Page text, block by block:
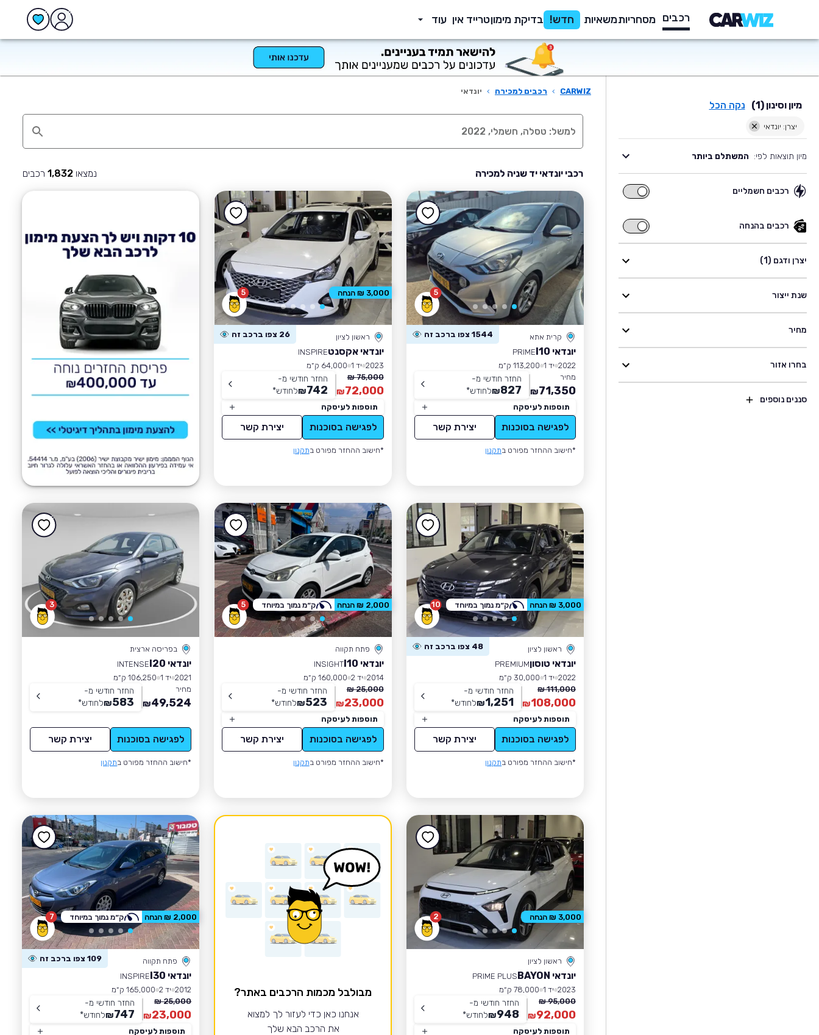
רכבים מסחריותמשאיות חדש! בדיקת מימוןטרייד אין עוד
מיון וסינון (1) נקה הכל
יצרן: יונדאי
מיון תוצאות לפי: המשתלם ביותר
רכבים חשמליים
רכבים
רכבים בהנחה
רכבים
בהנחה
יצרן ודגם (1)
שנת ייצור
מחיר
בחרו אזור
סננים נוספים
CARWIZ
› רכבים למכירה › יונדאי
רכבי יונדאי יד שניה למכירה נמצאו 1,832 רכבים
5
קרית אתא 1544 צפו ברכב זה
יונדאי I10
PRIME
2022 יד 1
113,200 ק״מ
מחיר
71,350
₪
החזר חודשי מ-
827
₪לחודש*
תוספות לעיסקה
לפגישה בסוכנות יצירת קשר
*חישוב ההחזר מפורט בתקנון
5
ראשון לציון 26 צפו ברכב זה
יונדאי אקסנטINSPIRE
2023 יד 1
64,000 ק״מ
75,000 ₪
72,000
₪
החזר חודשי מ-
742
₪לחודש*
תוספות לעיסקה
לפגישה בסוכנות יצירת קשר
*חישוב ההחזר מפורט בתקנון
3,000 ₪ הנחה
10
ראשון לציון 48 צפו ברכב זה
יונדאי טוסוןPREMIUM
2022 יד 1
30,000 ק״מ
111,000 ₪
108,000
₪
החזר חודשי מ-
1,251
₪לחודש*
תוספות לעיסקה
לפגישה בסוכנות יצירת קשר
*חישוב ההחזר מפורט בתקנון
3,000 ₪ הנחה ק״מ נמוך במיוחד 5
פתח תקווה
יונדאי I10
INSIGHT
2014 יד 2
160,000 ק״מ
25,000 ₪
23,000
₪
החזר חודשי מ-
523
₪לחודש*
תוספות לעיסקה
לפגישה בסוכנות יצירת קשר
*חישוב ההחזר מפורט בתקנון
2,000 ₪ הנחה ק״מ נמוך במיוחד 3
בפריסה ארצית
יונדאי I20
INTENSE
2021 יד 1
106,250 ק״מ
מחיר
49,524
₪
החזר חודשי מ-
583
₪לחודש*
לפגישה בסוכנות יצירת קשר
*חישוב ההחזר מפורט בתקנון
2
ראשון לציון
יונדאי BAYON
PRIME PLUS
2023 יד 1
78,000 ק״מ
95,000 ₪
92,000
₪
החזר חודשי מ-
948
₪לחודש*
תוספות לעיסקה
3,000 ₪ הנחה
מבולבל מכמות הרכבים באתר?
אנחנו כאן כדי לעזור לך למצוא
את הרכב הבא שלך
7
פתח תקווה 109 צפו ברכב זה
יונדאי I30
INSPIRE
2012 יד 2
165,000 ק״מ
25,000 ₪
23,000
₪
החזר חודשי מ-
747
₪לחודש*
תוספות לעיסקה
2,000 ₪ הנחה ק״מ נמוך במיוחד